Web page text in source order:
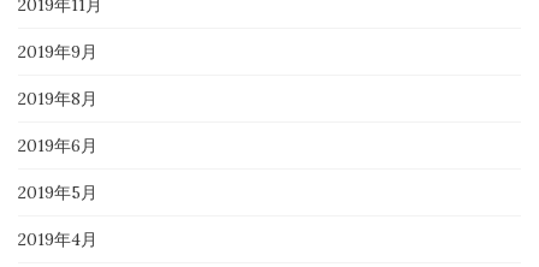
2019年11月
2019年9月
2019年8月
2019年6月
2019年5月
2019年4月